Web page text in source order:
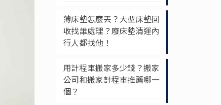
薄床墊怎麼丟？大型床墊回
收找誰處理？廢床墊清運內
行人都找他！
用計程車搬家多少錢？搬家
公司和搬家計程車推薦哪一
個？